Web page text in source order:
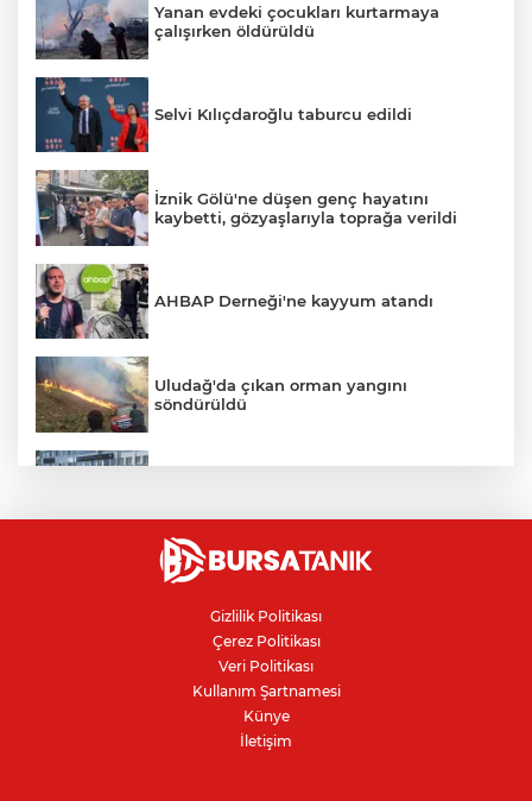
Yanan evdeki çocukları kurtarmaya
çalışırken öldürüldü
Selvi Kılıçdaroğlu taburcu edildi
İznik Gölü'ne düşen genç hayatını
kaybetti, gözyaşlarıyla toprağa verildi
AHBAP Derneği'ne kayyum atandı
Uludağ'da çıkan orman yangını
söndürüldü
Avcılar Belediye Başkanı hakkında
Bursa'da yolcu otobüsünün çarptığı
kadın ağır yaralandı
Gizlilik Politikası
Çerez Politikası
Veri Politikası
Kullanım Şartnamesi
Künye
İletişim